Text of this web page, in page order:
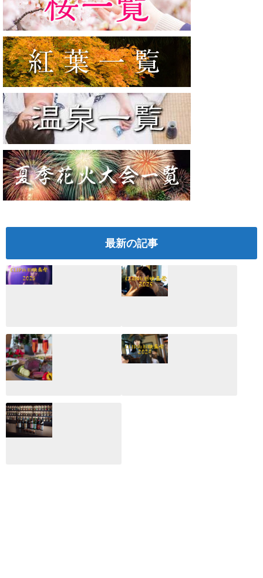
最新の記事
CLIP山形映画祭
2026：映画館派の
編集長が読む2025
年の映画ざっくり
総監
2026.02.27
CLIP山形映画祭
2025：ほぼこれく
らいしか更新して
いない変なブログ
月のホテル☆4日
間限定！クリスマ
スディナーブッフ
ェ開催☆